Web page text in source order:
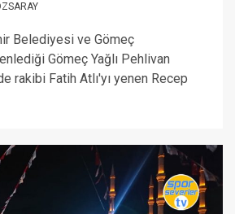
Belediyesi ve Gömeç
Gömeç Yağlı Pehlivan
rakibi Fatih Atlı'yı yenen Recep